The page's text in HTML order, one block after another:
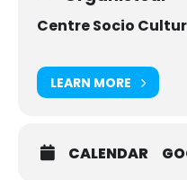
Centre Socio
LEARN MORE
CALENDAR